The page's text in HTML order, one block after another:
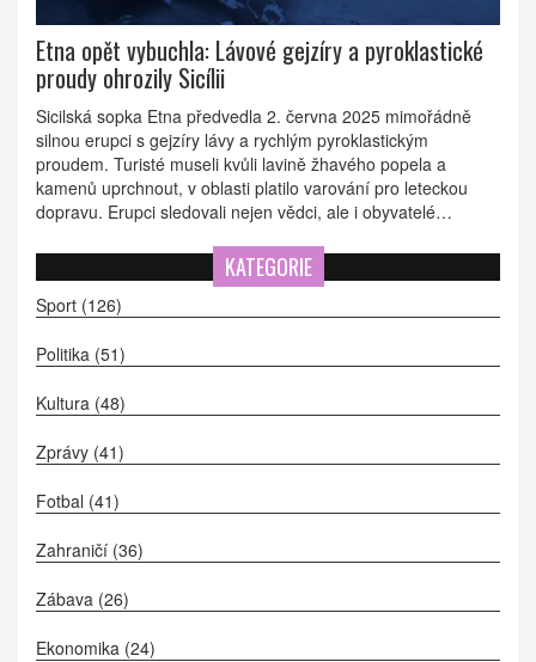
Etna opět vybuchla: Lávové gejzíry a pyroklastické
proudy ohrozily Sicílii
Sicilská sopka Etna předvedla 2. června 2025 mimořádně
silnou erupci s gejzíry lávy a rychlým pyroklastickým
proudem. Turisté museli kvůli lavině žhavého popela a
kamenů uprchnout, v oblasti platilo varování pro leteckou
dopravu. Erupci sledovali nejen vědci, ale i obyvatelé
KATEGORIE
Sport (126)
Politika (51)
Kultura (48)
Zprávy (41)
Fotbal (41)
Zahraničí (36)
Zábava (26)
Ekonomika (24)